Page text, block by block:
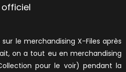
le merchandising X-Files après
on a tout eu en merchandising
pour le voir) pendant la